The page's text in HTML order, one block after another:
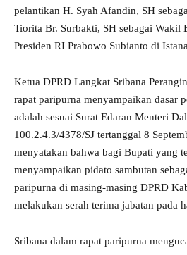
pelantikan H. Syah Afandin, SH
Tiorita Br. Surbakti, SH sebagai Wakil
Presiden RI Prabowo Subianto di
Ketua DPRD Langkat Sribana
rapat paripurna menyampaikan dasar
adalah sesuai Surat Edaran Menteri
100.2.4.3/4378/SJ tertanggal 8
menyatakan bahwa bagi Bupati yang
menyampaikan pidato sambutan
paripurna di masing-masing DPRD
melakukan serah terima jabatan pada
Sribana dalam rapat paripurna